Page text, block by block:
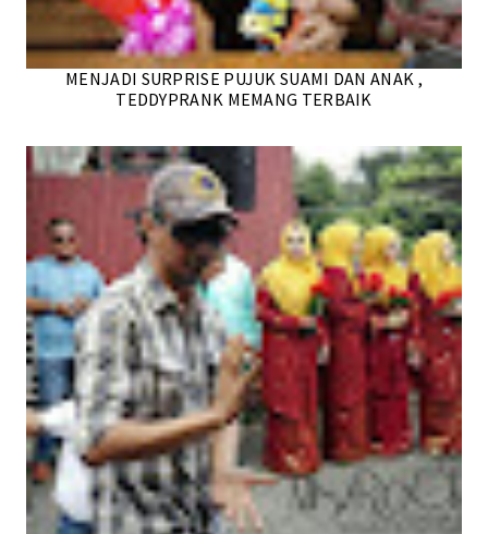
MENJADI SURPRISE PUJUK SUAMI DAN ANAK ,
TEDDYPRANK MEMANG TERBAIK